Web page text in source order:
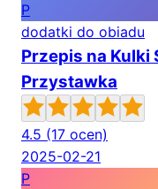
P
dodatki do obiadu
Przepis na Kulki
Przystawka
4.5 (17 ocen)
2025-02-21
P